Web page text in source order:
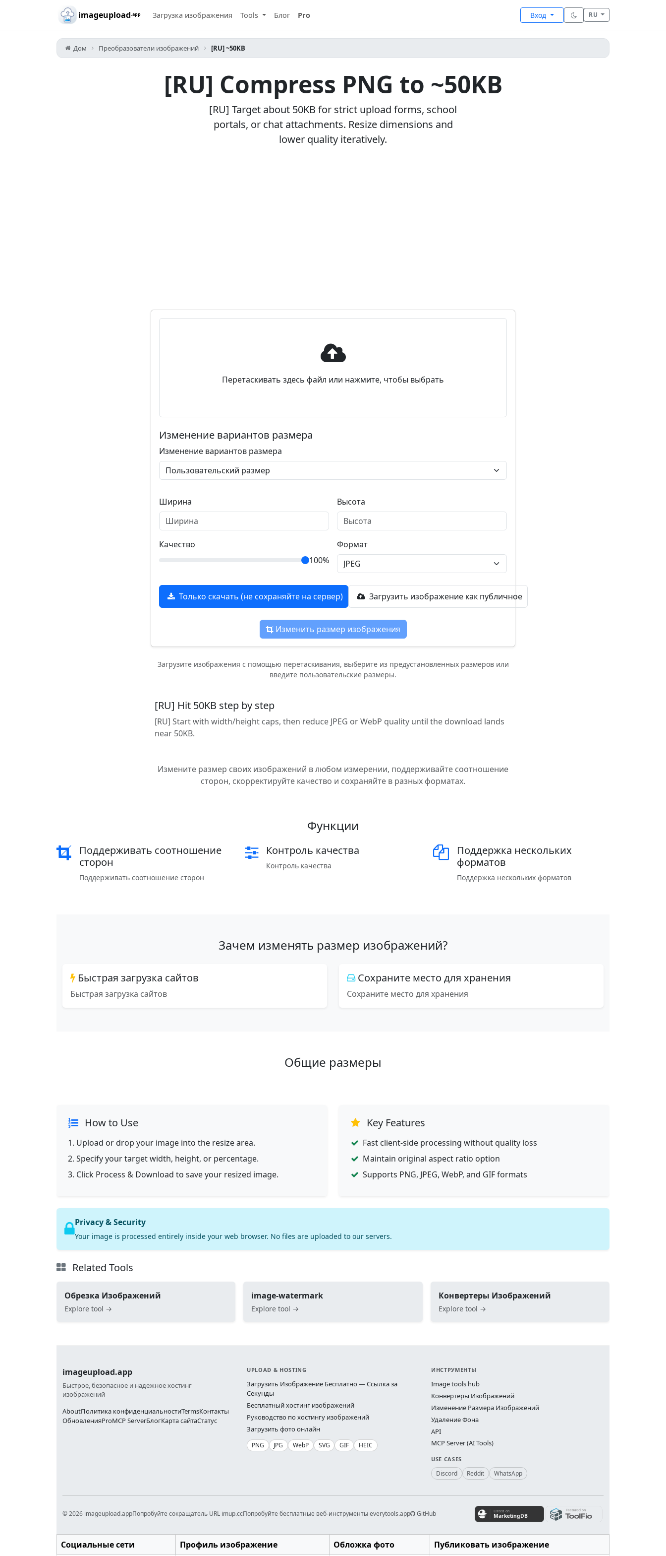
Skip to main content
imageupload.app Загрузка изображения Tools Блог Pro Вход RU
Дом Преобразователи изображений [RU] ~50KB
[RU] Compress PNG to ~50KB
[RU] Target about 50KB for strict upload forms, school
portals, or chat attachments. Resize dimensions and
lower quality iteratively.
Перетаскивать здесь файл или нажмите, чтобы выбрать
Изменение вариантов размера
Изменение вариантов размера
Ширина Высота
Качество
100%
Формат
Только скачать (не сохраняйте на сервер) Загрузить изображение как публичное
Изменить размер изображения
Загрузите изображения с помощью перетаскивания, выберите из предустановленных размеров или
введите пользовательские размеры.
[RU] Hit 50KB step by step
[RU] Start with width/height caps, then reduce JPEG or WebP quality until the download lands
near 50KB.
Измените размер своих изображений в любом измерении, поддерживайте соотношение
сторон, скорректируйте качество и сохраняйте в разных форматах.
Функции
Поддерживать соотношение
сторон
Поддерживать соотношение сторон
Контроль качества
Контроль качества
Поддержка нескольких
форматов
Поддержка нескольких форматов
Зачем изменять размер изображений?
Быстрая загрузка сайтов
Быстрая загрузка сайтов
Сохраните место для хранения
Сохраните место для хранения
Общие размеры
How to Use
Upload or drop your image into the resize area.
Specify your target width, height, or percentage.
Click Process & Download to save your resized image.
Key Features
Fast client-side processing without quality loss
Maintain original aspect ratio option
Supports PNG, JPEG, WebP, and GIF formats
Privacy & Security
Your image is processed entirely inside your web browser. No files are uploaded to our servers.
Related Tools
Обрезка Изображений
Explore tool →
image-watermark
Explore tool →
Конвертеры Изображений
Explore tool →
imageupload.app
Быстрое, безопасное и надежное хостинг
изображений
AboutПолитика конфиденциальностиTermsКонтакты
ОбновленияProMCP ServerБлогКарта сайтаСтатус
UPLOAD & HOSTING
Загрузить Изображение Бесплатно — Ссылка за
Секунды
Бесплатный хостинг изображений
Руководство по хостингу изображений
Загрузить фото онлайн
PNG JPG WebP SVG GIF HEIC
ИНСТРУМЕНТЫ
Image tools hub
Конвертеры Изображений
Изменение Размера Изображений
Удаление Фона
API
MCP Server (AI Tools)
USE CASES
Discord Reddit WhatsApp
© 2026 imageupload.appПопробуйте сокращатель URL imup.ccПопробуйте бесплатные веб-инструменты everytools.app GitHub
Социальные сети Профиль изображение Обложка фото Публиковать изображение